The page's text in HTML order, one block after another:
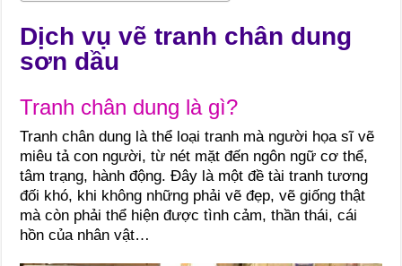
Dịch vụ vẽ tranh chân dung
sơn dầu
Tranh chân dung là gì?
Tranh chân dung là thể loại tranh mà người họa sĩ vẽ
miêu tả con người, từ nét mặt đến ngôn ngữ cơ thể,
tâm trạng, hành động. Đây là một đề tài tranh tương
đối khó, khi không những phải vẽ đẹp, vẽ giống thật
mà còn phải thể hiện được tình cảm, thần thái, cái
hồn của nhân vật…